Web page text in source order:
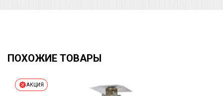
ПОХОЖИЕ ТОВАРЫ
АКЦИЯ